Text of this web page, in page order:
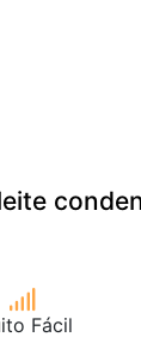
Fácil